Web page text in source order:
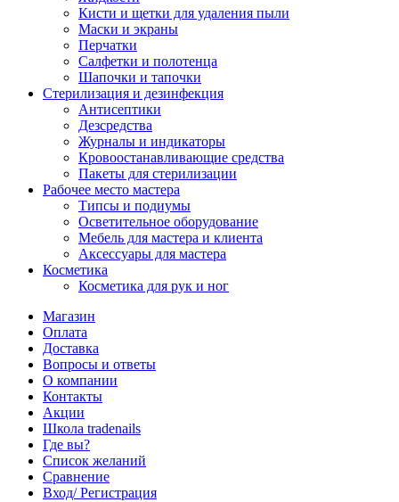
Кисти и щетки для удаления пыли
Маски и экраны
Перчатки
Салфетки и полотенца
Шапочки и тапочки
Стерилизация и дезинфекция
Антисептики
Дезсредства
Журналы и индикаторы
Кровоостанавливающие средства
Пакеты для стерилизации
Рабочее место мастера
Типсы и подиумы
Осветительное оборудование
Мебель для мастера и клиента
Аксессуары для мастера
Косметика
Косметика для рук и ног
Магазин
Оплата
Доставка
Вопросы и ответы
О компании
Контакты
Акции
Школа tradenails
Где вы?
Список желаний
Сравнение
Вход/ Регистрация